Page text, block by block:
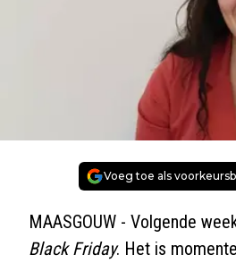
Voeg toe als
MAASGOUW - Volgende
Black Friday. Het is